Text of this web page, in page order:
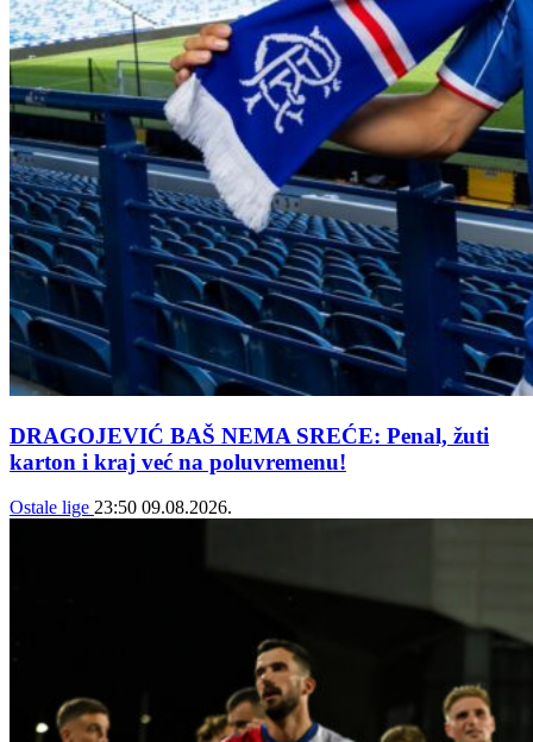
DRAGOJEVIĆ BAŠ NEMA SREĆE: Penal, žuti
karton i kraj već na poluvremenu!
Ostale lige 23:50 09.08.2026.